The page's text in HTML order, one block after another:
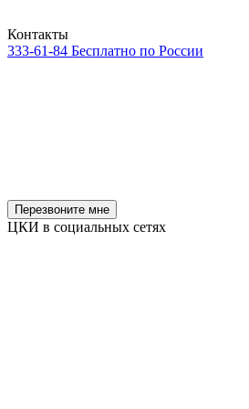
Контакты
333-61-84 Бесплатно по России
Перезвоните мне
ЦКИ в социальных сетях